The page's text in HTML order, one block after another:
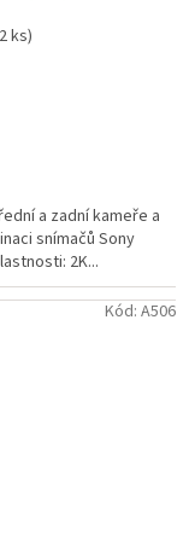
ks)
a zadní kameře a
snímačů Sony
2K...
Kód: A506